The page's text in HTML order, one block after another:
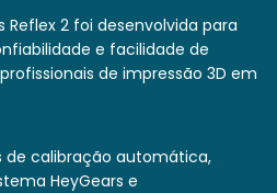
Reflex 2 foi desenvolvida para
e facilidade de
de impressão 3D em
de calibração automática,
HeyGears e